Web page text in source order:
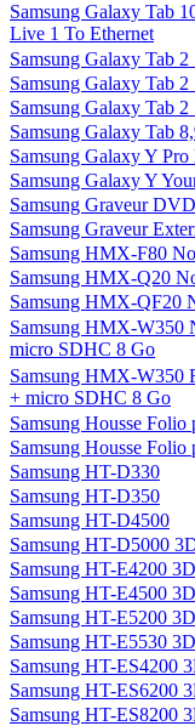
Samsung Galaxy Tab
Live 1 To Ethernet
Samsung Galaxy Tab
Samsung Galaxy Tab
Samsung Galaxy Tab
Samsung Galaxy Tab
Samsung Galaxy Y
Samsung Galaxy Y
Samsung Graveur
Samsung Graveur
Samsung HMX-F80
Samsung HMX-Q20
Samsung HMX-QF20
Samsung HMX-W350
micro SDHC 8 Go
Samsung HMX-W350
+ micro SDHC 8 Go
Samsung Housse
Samsung Housse
Samsung HT-D330
Samsung HT-D350
Samsung HT-D4500
Samsung HT-D5000
Samsung HT-E4200 3D
Samsung HT-E4500 3D
Samsung HT-E5200 3D
Samsung HT-E5530 3D
Samsung HT-ES4200
Samsung HT-ES6200
Samsung HT-ES8200